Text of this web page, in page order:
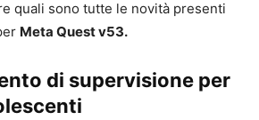
quali sono tutte le novità presenti
Meta Quest v53.
di supervisione per